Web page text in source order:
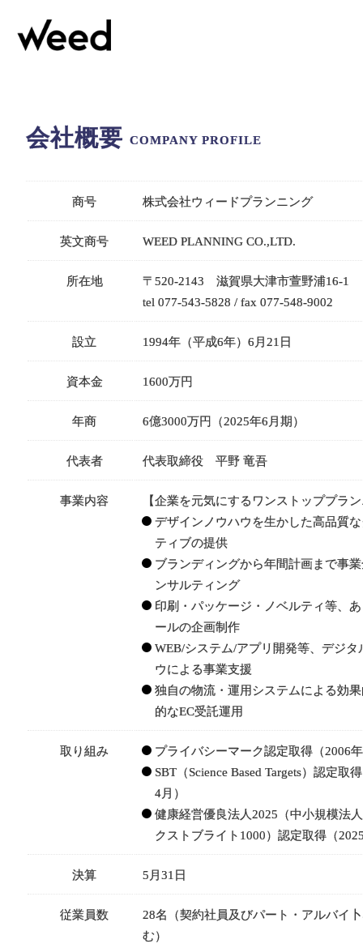
会社概要 COMPANY PROFILE
商号 株式会社ウィードプランニング
英文商号 WEED PLANNING CO.,LTD.
所在地
〒520-2143 滋賀県大津市萱野浦16-1
tel 077-543-5828 / fax 077-548-9002
設立 1994年（平成6年）6月21日
資本金 1600万円
年商 6億3000万円（2025年6月期）
代表者 代表取締役 平野 竜吾
事業内容
【企業を元気にするワンストッププラ
デザインノウハウを生かした高品質
ティブの提供
ブランディングから年間計画まで事
ンサルティング
印刷・パッケージ・ノベルティ等、
ールの企画制作
WEB/システム/アプリ開発等、デジタ
ウによる事業支援
独自の物流・運用システムによる効
的なEC受託運用
取り組み
プライバシーマーク認定取得（2006
SBT（Science Based Targets）認定取
4月）
健康経営優良法人2025（中小規模法
クストブライト1000）認定取得（
決算 5月31日
従業員数
28名（契約社員及びパート・アルバイ
む）